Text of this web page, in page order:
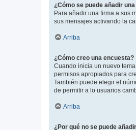
¿Cómo se puede añadir
Para añadir una firma a sus
sus mensajes activando la
Arriba
¿Cómo creo una encuesta?
Cuando inicia un nuevo
permisos apropiados para
También puede elegir el
de permitir a lo usuarios
Arriba
¿Por qué no se puede